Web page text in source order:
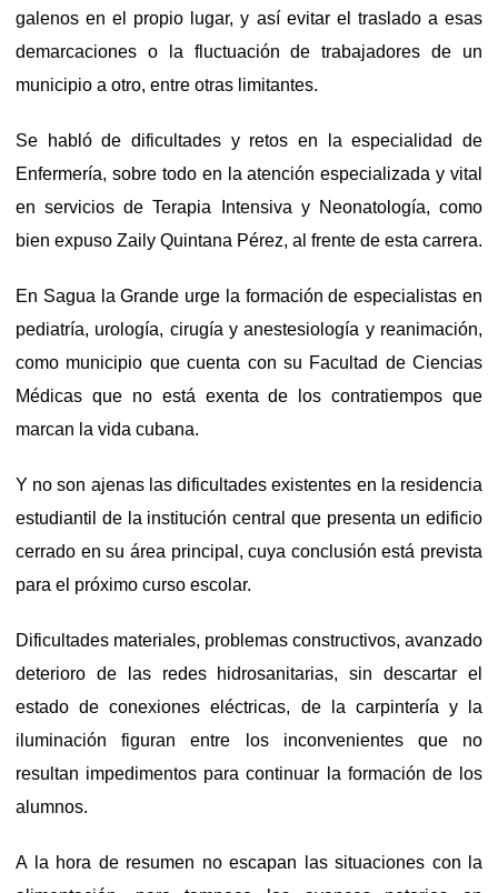
galenos en el propio lugar, y así evitar el traslado a esas
demarcaciones o la fluctuación de trabajadores de un
municipio a otro, entre otras limitantes.
Se habló de dificultades y retos en la especialidad de
Enfermería, sobre todo en la atención especializada y vital
en servicios de Terapia Intensiva y Neonatología, como
bien expuso Zaily Quintana Pérez, al frente de esta carrera.
En Sagua la Grande urge la formación de especialistas en
pediatría, urología, cirugía y anestesiología y reanimación,
como municipio que cuenta con su Facultad de Ciencias
Médicas que no está exenta de los contratiempos que
marcan la vida cubana.
Y no son ajenas las dificultades existentes en la residencia
estudiantil de la institución central que presenta un edificio
cerrado en su área principal, cuya conclusión está prevista
para el próximo curso escolar.
Dificultades materiales, problemas constructivos, avanzado
deterioro de las redes hidrosanitarias, sin descartar el
estado de conexiones eléctricas, de la carpintería y la
iluminación figuran entre los inconvenientes que no
resultan impedimentos para continuar la formación de los
alumnos.
A la hora de resumen no escapan las situaciones con la